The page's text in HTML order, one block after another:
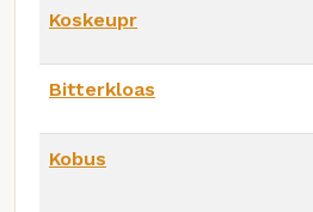
Koskeupr
Bitterkloas
Kobus